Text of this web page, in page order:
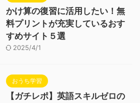
かけ算の復習に活用したい！無
料プリントが充実しているおす
すめサイト５選
2025/4/1
おうち学習
【ガチレポ】英語スキルゼロの